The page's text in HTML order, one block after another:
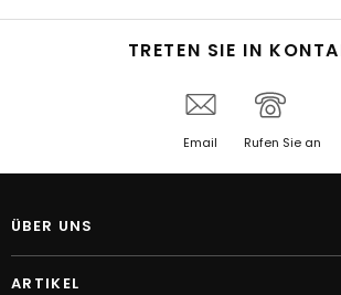
TRETEN SIE IN
Email Rufen Sie an
ÜBER UNS
ARTIKEL